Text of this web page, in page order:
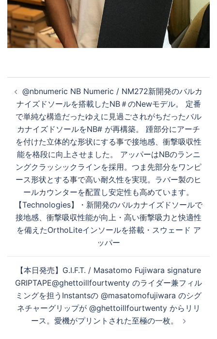
稿
ナ
ビ
ゲ
ー
シ
ョ
@nbnumeric NB Numeric / NM272新開発のバルカ
ナイズドソールを搭載したNB＃のNewモデル。 定番
で単純な構造だったゆえに見過ごされがちだったバル
カナイズドソールをNB# が再構築。 踵部分にアーチ
を付けた立体的な形状にする事で接地感、衝撃吸収性
能を格段に向上させました。 アッパーはNBのランニ
ングクラッシックラインを採用。つま先部分をワンピ
ース形状とする事で高い耐久性を実現。ラバー製のヒ
ールカウンターを配置し安定性も高めています。
【Technologies】・新開発のバルカナイズドソールで
接地感、衝撃吸収性能が向上・高い衝撃吸力と快適性
を備えたOrthoLiteインソールを搭載・スウェード ア
ッパー
【本日発売】G.I.F.T. / Masatomo Fujiwara signature
GRIPTAPE@ghettoillfourtwenty のライダー兼フィル
ミングを担うInstantsの @masatomofujiwara のシグ
ネチャーグリップが @ghettoillfourtwenty からリリ
ース。愛機がプリントされた至極の一枚。